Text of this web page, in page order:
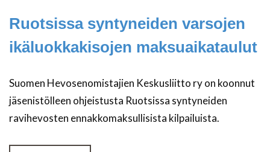
Ruotsissa syntyneiden varsojen
ikäluokkakisojen maksuaikataulut
Suomen Hevosenomistajien Keskusliitto ry on koonnut
jäsenistölleen ohjeistusta Ruotsissa syntyneiden
ravihevosten ennakkomaksullisista kilpailuista.